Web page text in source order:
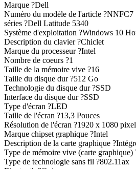
Marque ?Dell
Numéro du modèle de l'article ?NNFC7
séries ?Dell Latitude 5340
Système d'exploitation ?Windows 10
Description du clavier ?Chiclet
Marque du processeur ?Intel
Nombre de coeurs ?1
Taille de la mémoire vive ?16
Taille du disque dur ?512 Go
Technologie du disque dur ?SSD
Interface du disque dur ?SSD
Type d'écran ?LED
Taille de l'écran ?13,3 Pouces
Résolution de l'écran ?1920 x 1080
Marque chipset graphique ?Intel
Description de la carte graphique
Type de mémoire vive (carte graphique)
Type de technologie sans fil ?802.11ax